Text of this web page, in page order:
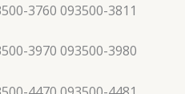
3760 093500-3811
3970 093500-3980